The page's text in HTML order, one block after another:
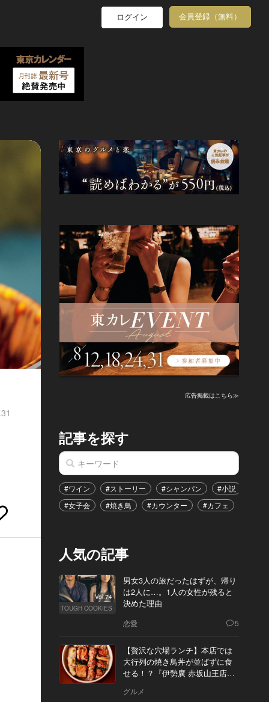
ログイン 会員登録（無料）
広告掲載はこちら≫
記事を探す
#ワイン #ストーリー #シャンパン #小説
#女子会
#焼き鳥 #カウンター #カフェ
人気の記事
Vol.74
TOUGH COOKIES
男女3人の旅だったはずが、帰り
は2人に…。1人の女性が残ると
決めた理由
恋愛 5
【贅沢な穴場ランチ】本店では
大行列の焼き鳥丼が並ばずに食
せる！？『伊勢廣 赤坂山王店』
グルメ